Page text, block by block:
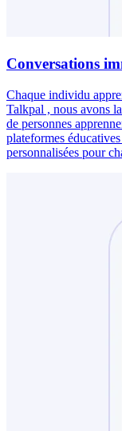
Conversations
Chaque individu
Talkpal , nous avons
de personnes
plateformes
personnalisées pour